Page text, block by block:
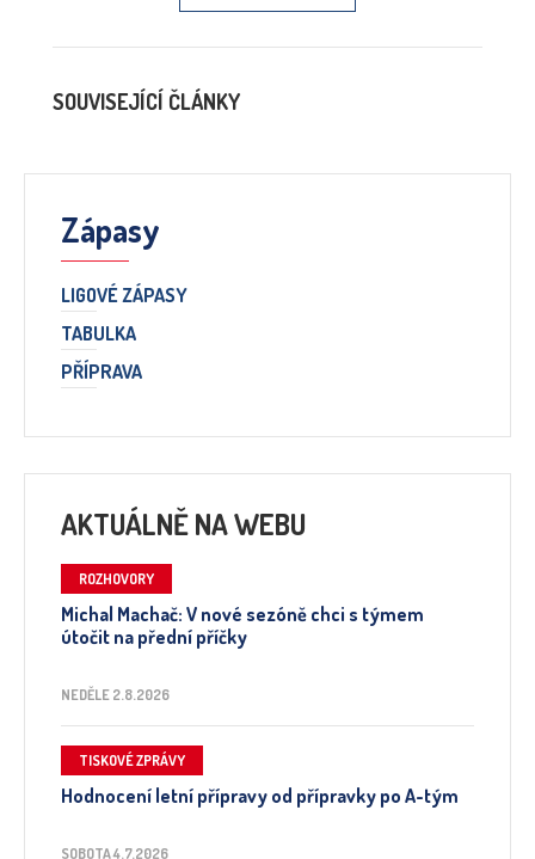
SOUVISEJÍCÍ ČLÁNKY
Zápasy
LIGOVÉ ZÁPASY
TABULKA
PŘÍPRAVA
AKTUÁLNĚ NA WEBU
ROZHOVORY
Michal Machač: V nové sezóně chci s týmem
útočit na přední příčky
NEDĚLE 2.8.2026
TISKOVÉ ZPRÁVY
Hodnocení letní přípravy od přípravky po A-tým
SOBOTA 4.7.2026